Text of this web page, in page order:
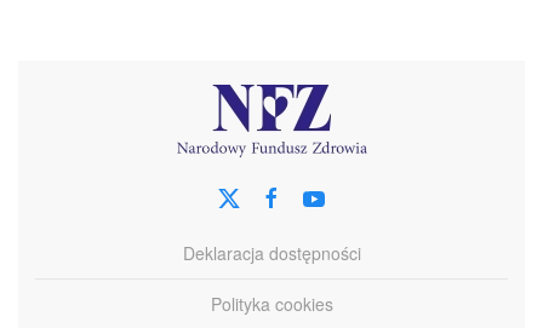
Deklaracja dostępności
Polityka cookies